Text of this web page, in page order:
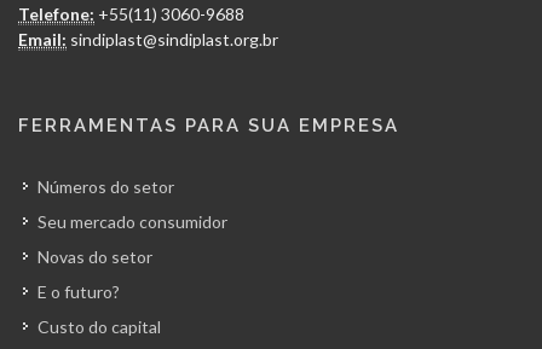
Telefone: +55(11) 3060-9688
Email: sindiplast@sindiplast.org.br
FERRAMENTAS PARA SUA EMPRESA
Números do setor
Seu mercado consumidor
Novas do setor
E o futuro?
Custo do capital